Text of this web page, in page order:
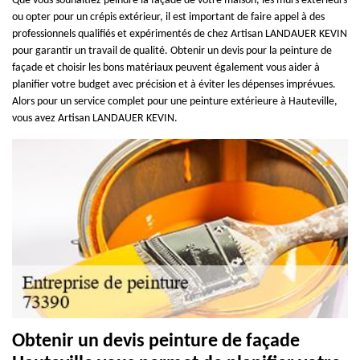
ou opter pour un crépis extérieur, il est important de faire appel à des
professionnels qualifiés et expérimentés de chez Artisan LANDAUER KEVIN
pour garantir un travail de qualité. Obtenir un devis pour la peinture de
façade et choisir les bons matériaux peuvent également vous aider à
planifier votre budget avec précision et à éviter les dépenses imprévues.
Alors pour un service complet pour une peinture extérieure à Hauteville,
vous avez Artisan LANDAUER KEVIN.
Obtenir un devis peinture de façade